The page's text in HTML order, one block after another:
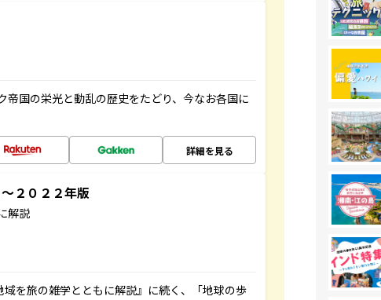
帝国の栄光と動乱の歴史をたどり、今なお各国に
詳細を見る
２０２２年版
解説
を旅の雑学とともに解説』に続く、「地球の歩